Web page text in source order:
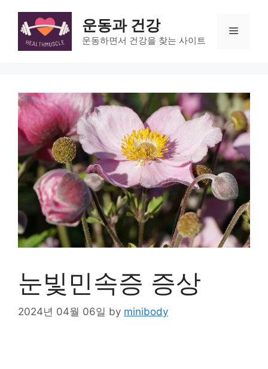
content
운동과 건강
운동하면서 건강을 찾는 사이트
Menu
눈빛민속증 증상
2024년 04월 06일 by minibody